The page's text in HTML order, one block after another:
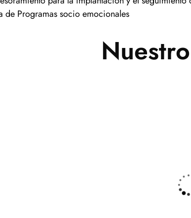
de Programas socio emocionales